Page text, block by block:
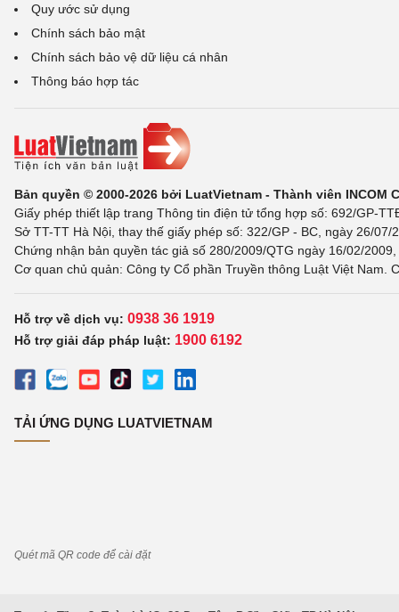
Quy ước sử dụng
Chính sách bảo mật
Chính sách bảo vệ dữ liệu cá nhân
Thông báo hợp tác
Bản quyền © 2000-2026 bởi LuatVietnam - Thành viên INCOM
Giấy phép thiết lập trang Thông tin điện tử tổng hợp số: 692/GP-
Sở TT-TT Hà Nội, thay thế giấy phép số: 322/GP - BC, ngày 26/
Chứng nhận bản quyền tác giả số 280/2009/QTG ngày 16/02/
Cơ quan chủ quản: Công ty Cổ phần Truyền thông Luật Việt Nam.
Hỗ trợ về dịch vụ: 0938 36 1919
Hỗ trợ giải đáp pháp luật: 1900 6192
TẢI ỨNG DỤNG LUATVIETNAM
Quét mã QR code để cài đặt